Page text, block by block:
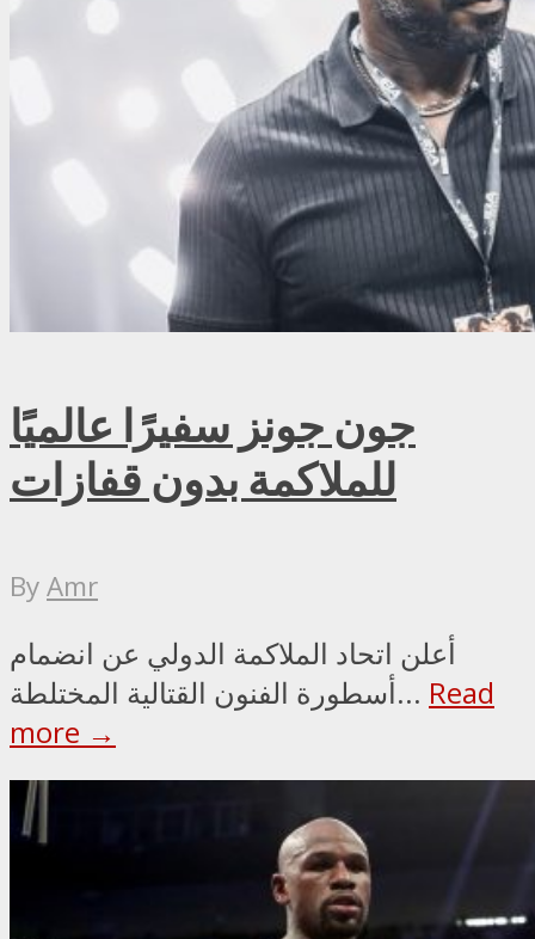
جون جونز سفيرًا عالميًا
للملاكمة بدون قفازات
ByAmr
أعلن اتحاد الملاكمة الدولي عن انضمام
أسطورة الفنون القتالية المختلطة... Read
more →